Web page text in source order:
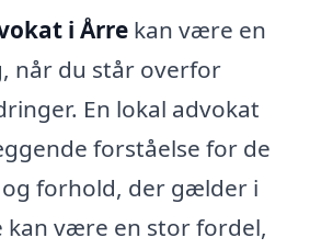
i Årre kan være en
når du står overfor
En lokal advokat
forståelse for de
forhold, der gælder i
kan være en stor fordel,